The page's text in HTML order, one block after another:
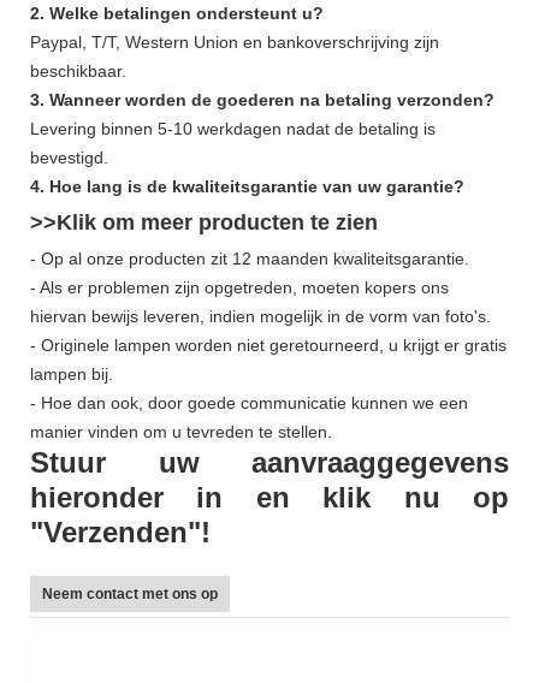
2. Welke betalingen ondersteunt u?
Paypal, T/T, Western Union en bankoverschrijving zijn
beschikbaar.
3. Wanneer worden de goederen na betaling verzonden?
Levering binnen 5-10 werkdagen nadat de betaling is
bevestigd.
4. Hoe lang is de kwaliteitsgarantie van uw garantie?
>>Klik om meer producten te zien
- Op al onze producten zit 12 maanden kwaliteitsgarantie.
- Als er problemen zijn opgetreden, moeten kopers ons
hiervan bewijs leveren, indien mogelijk in de vorm van foto's.
- Originele lampen worden niet geretourneerd, u krijgt er gratis
lampen bij.
- Hoe dan ook, door goede communicatie kunnen we een
manier vinden om u tevreden te stellen.
Stuur uw aanvraaggegevens
hieronder in en klik nu op
"Verzenden"!
Neem contact met ons op